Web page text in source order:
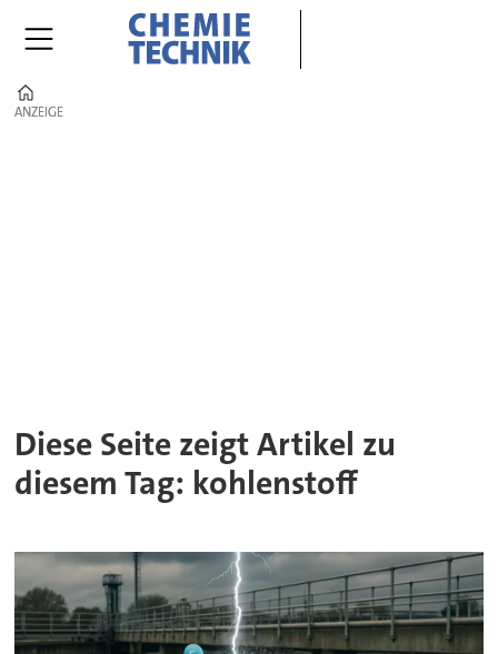
ANZEIGE
ANZEIGE
Diese Seite zeigt Artikel zu
diesem Tag: kohlenstoff